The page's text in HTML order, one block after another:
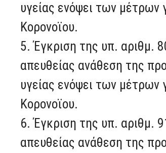
υγείας ενόψει των
Κορονοϊου.
5. Έγκριση της υπ. αριθμ.
απευθείας ανάθεση της
υγείας ενόψει των
Κορονοϊου.
6. Έγκριση της υπ. αριθμ.
απευθείας ανάθεση της